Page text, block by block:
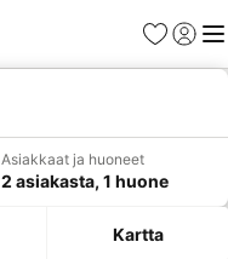
Suosikit
Asiakkaat ja huoneet
2 asiakasta, 1 huone
Kartta